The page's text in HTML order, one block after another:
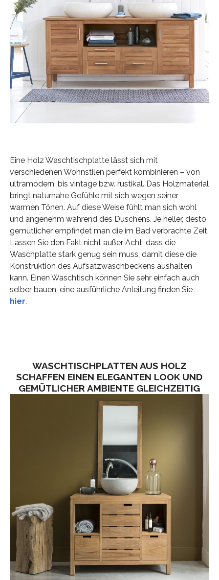
Eine Holz Waschtischplatte lässt sich mit
verschiedenen Wohnstilen perfekt kombinieren – von
ultramodern, bis vintage bzw. rustikal. Das Holzmaterial
bringt naturnahe Gefühle mit sich wegen seiner
warmen Tönen. Auf diese Weise fühlt man sich wohl
und angenehm während des Duschens. Je heller, desto
gemütlicher empfindet man die im Bad verbrachte Zeit.
Lassen Sie den Fakt nicht außer Acht, dass die
Waschplatte stark genug sein muss, damit diese die
Konstruktion des Aufsatzwaschbeckens aushalten
kann. Einen Waschtisch können Sie sehr einfach auch
selber bauen, eine ausführliche Anleitung finden Sie
hier.
WASCHTISCHPLATTEN AUS HOLZ
SCHAFFEN EINEN ELEGANTEN LOOK UND
GEMÜTLICHER AMBIENTE GLEICHZEITIG